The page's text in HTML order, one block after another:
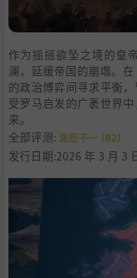
在每一条战线上战斗
不惜一切代价生存
10. 系统需求
11
支持作者
12.学习
作为摇摇欲坠之境的皇
澜，延缓帝国的崩塌。
的政治博弈间寻求平衡
受罗马启发的广袤世界
来。
全部评测: 褒贬不一 (82)
发行日期:2026 年 3 月 3